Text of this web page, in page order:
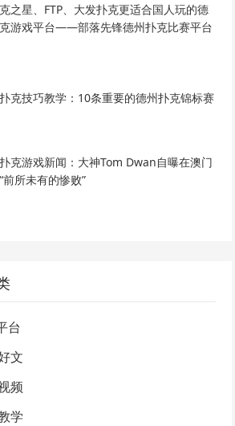
之星、FTP、大发扑克更适合国人玩的德
游戏平台——部落先锋德州扑克比赛平台
克技巧教学：10条重要的德州扑克锦标赛
克游戏新闻：大神Tom Dwan自曝在澳门
前所未有的惨败”
台
文
频
学